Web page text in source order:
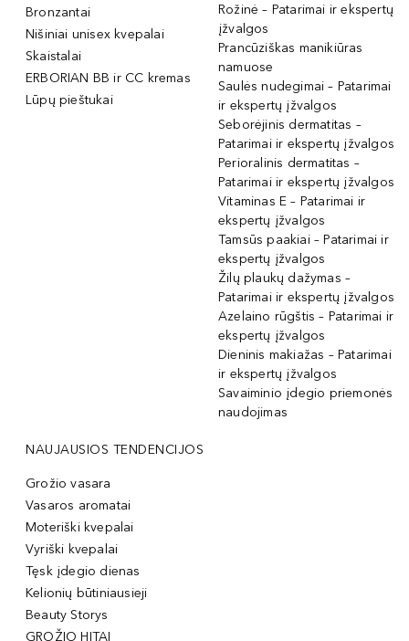
Bronzantai
Nišiniai unisex kvepalai
Skaistalai
ERBORIAN BB ir CC kremas
Lūpų pieštukai
Rožinė – Patarimai ir ekspertų
įžvalgos
Prancūziškas manikiūras
namuose
Saulės nudegimai – Patarimai
ir ekspertų įžvalgos
Seborėjinis dermatitas –
Patarimai ir ekspertų įžvalgos
Perioralinis dermatitas –
Patarimai ir ekspertų įžvalgos
Vitaminas E – Patarimai ir
ekspertų įžvalgos
Tamsūs paakiai – Patarimai ir
ekspertų įžvalgos
Žilų plaukų dažymas –
Patarimai ir ekspertų įžvalgos
Azelaino rūgštis – Patarimai ir
ekspertų įžvalgos
Dieninis makiažas – Patarimai
ir ekspertų įžvalgos
Savaiminio įdegio priemonės
naudojimas
NAUJAUSIOS TENDENCIJOS
Grožio vasara
Vasaros aromatai
Moteriški kvepalai
Vyriški kvepalai
Tęsk įdegio dienas
Kelionių būtiniausieji
Beauty Storys
GROŽIO HITAI